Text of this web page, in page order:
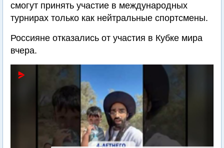
смогут принять участие в международных
турнирах только как нейтральные спортсмены.
Россияне отказались от участия в Кубке мира
вчера.